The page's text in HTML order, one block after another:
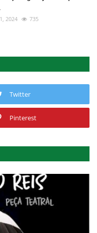
2024 735
Twitter
Pinterest